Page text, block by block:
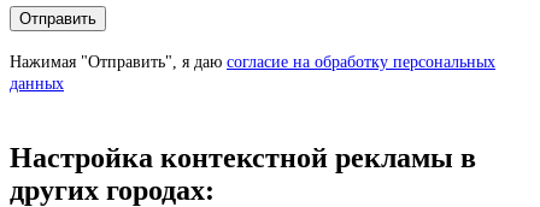
Нажимая "Отправить", я даю согласие на обработку персональных
данных
Настройка контекстной рекламы в
других городах: